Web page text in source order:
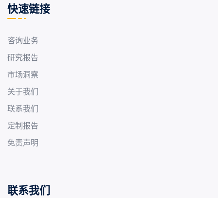
快速链接
咨询业务
研究报告
市场洞察
关于我们
联系我们
定制报告
免责声明
联系我们